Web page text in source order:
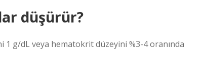
düşürür?
g/dL veya hematokrit düzeyini %3-4 oranında